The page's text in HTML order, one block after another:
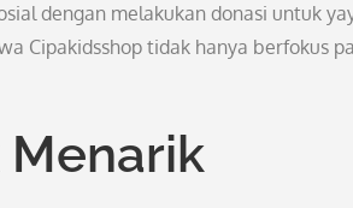
dengan melakukan donasi untuk
Cipakidsshop tidak hanya berfokus
Menarik